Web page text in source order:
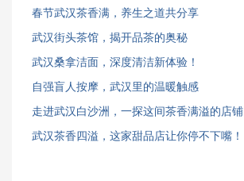
春节武汉茶香满，养生之道共分享
武汉街头茶馆，揭开品茶的奥秘
武汉桑拿洁面，深度清洁新体验！
自强盲人按摩，武汉里的温暖触感
走进武汉白沙洲，一探这间茶香满溢的店铺
武汉茶香四溢，这家甜品店让你停不下嘴！